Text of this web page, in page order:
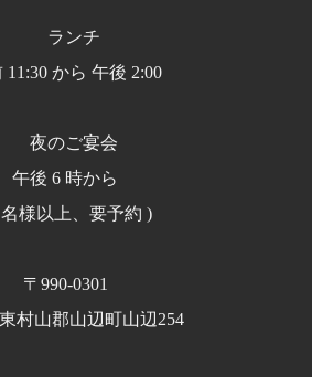
ランチ
11:30 から 午後 2:00
夜のご宴会
午後 6 時から
様以上、要予約 )
〒990-0301
村山郡山辺町山辺254